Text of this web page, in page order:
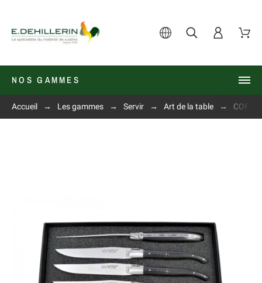
NOS GAMMES
Accueil Les gammes Servir Art de la table